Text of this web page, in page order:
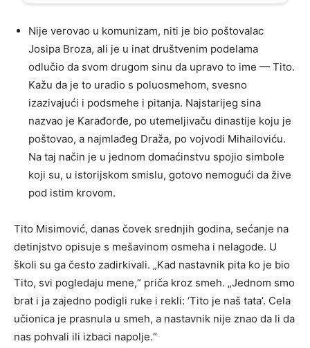
Nije verovao u komunizam, niti je bio poštovalac
Josipa Broza, ali je u inat društvenim podelama
odlučio da svom drugom sinu da upravo to ime — Tito.
Kažu da je to uradio s poluosmehom, svesno
izazivajući i podsmehe i pitanja. Najstarijeg sina
nazvao je Karađorđe, po utemeljivaču dinastije koju je
poštovao, a najmlađeg Draža, po vojvodi Mihailoviću.
Na taj način je u jednom domaćinstvu spojio simbole
koji su, u istorijskom smislu, gotovo nemogući da žive
pod istim krovom.
Tito Misimović, danas čovek srednjih godina, sećanje na
detinjstvo opisuje s mešavinom osmeha i nelagode. U
školi su ga često zadirkivali. „Kad nastavnik pita ko je bio
Tito, svi pogledaju mene,“ priča kroz smeh. „Jednom smo
brat i ja zajedno podigli ruke i rekli: ‘Tito je naš tata’. Cela
učionica je prasnula u smeh, a nastavnik nije znao da li da
nas pohvali ili izbaci napolje.“